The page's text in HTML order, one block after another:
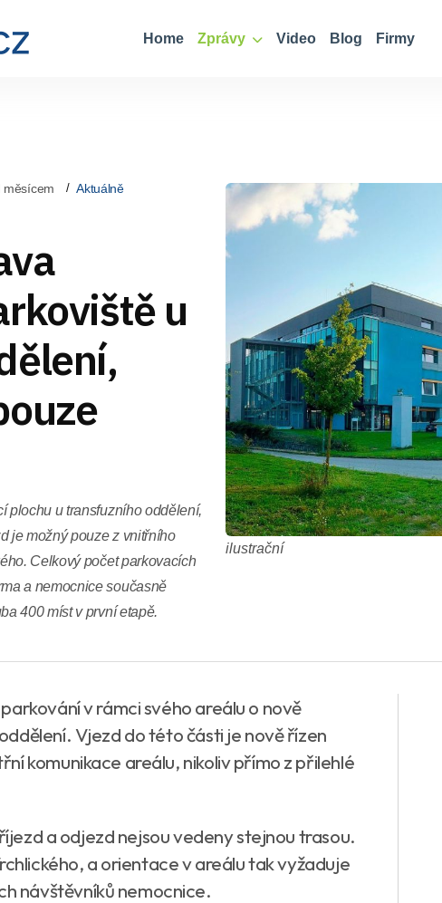
Home Zprávy Video Blog Firmy
měsícem Aktuálně
u
plochu u transfuzního oddělení,
je možný pouze z vnitřního
Celkový počet parkovacích
a nemocnice současně
400 míst v první etapě.
ilustrační
v rámci svého areálu o nově
Vjezd do této části je nově řízen
komunikace areálu, nikoliv přímo z přilehlé
a odjezd nejsou vedeny stejnou trasou.
a orientace v areálu tak vyžaduje
návštěvníků nemocnice.